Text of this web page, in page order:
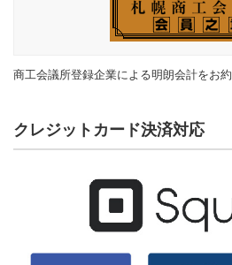
商工会議所登録企業による明朗会計をお約
クレジットカード決済対応